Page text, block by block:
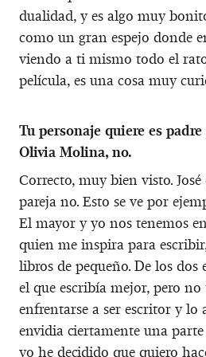
dualidad, y es algo muy
como un gran espejo donde
viendo a ti mismo todo el
película, es una cosa muy
Tu personaje quiere es
Olivia Molina, no.
Correcto, muy bien visto.
pareja no. Esto se ve por
El mayor y yo nos tenemos
quien me inspira para
libros de pequeño. De los dos
el que escribía mejor, pero
enfrentarse a ser escritor y lo
envidia ciertamente una
yo he decidido que quiero